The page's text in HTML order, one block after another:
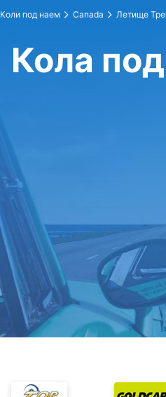
Коли под наем Canada Летище
Кола